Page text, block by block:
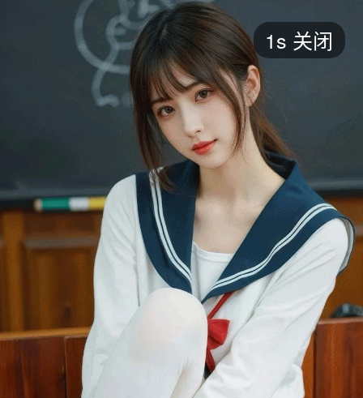
短剧
最热 添加 评分
都市 甜宠 逆袭 玄幻
2025 2024 2023 2022
全部 大陆 香港 台湾 美国 韩国 日本
1s 关闭